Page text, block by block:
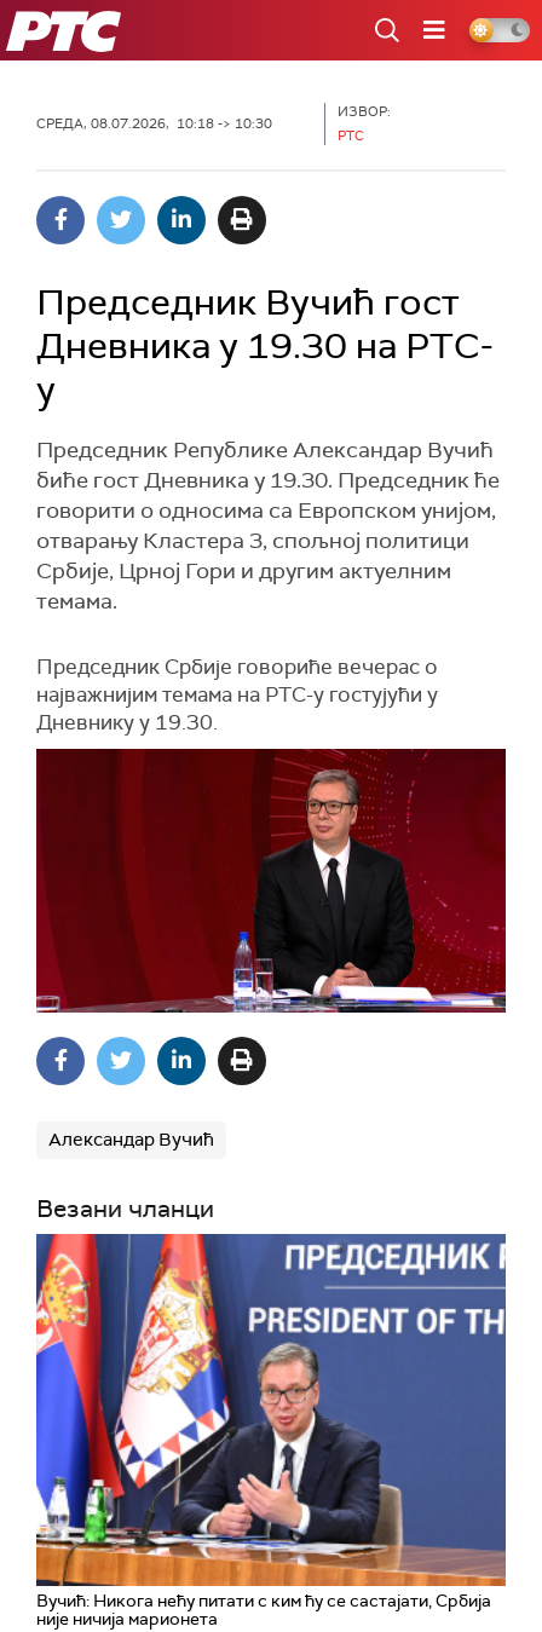
РТС
СРЕДА, 08.07.2026, 10:18 -> 10:30
ИЗВОР:
РТС
Председник Вучић гост
Дневника у 19.30 на РТС-
у
Председник Републике Александар Вучић
биће гост Дневника у 19.30. Председник ће
говорити о односима са Европском унијом,
отварању Кластера 3, спољној политици
Србије, Црној Гори и другим актуелним
темама.
Председник Србије говориће вечерас о
најважнијим темама на РТС-у гостујући у
Дневнику у 19.30.
Александар Вучић
Везани чланци
Вучић: Никога нећу питати с ким ћу се састајати, Србија
није ничија марионета